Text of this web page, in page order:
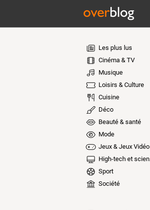
Les plus lus
Cinéma & TV
Musique
Loisirs & Culture
Cuisine
Déco
Beauté & santé
Mode
Jeux & Jeux Vidéo
High-tech et sciences
Sport
Société